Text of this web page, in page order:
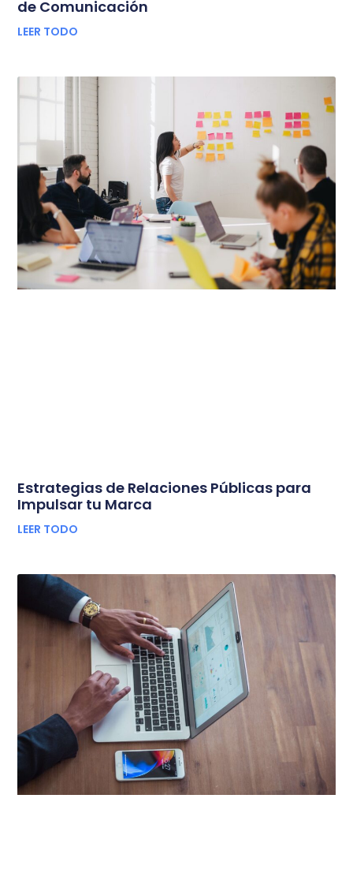
de Comunicación
LEER TODO
Estrategias de Relaciones Públicas para
Impulsar tu Marca
LEER TODO